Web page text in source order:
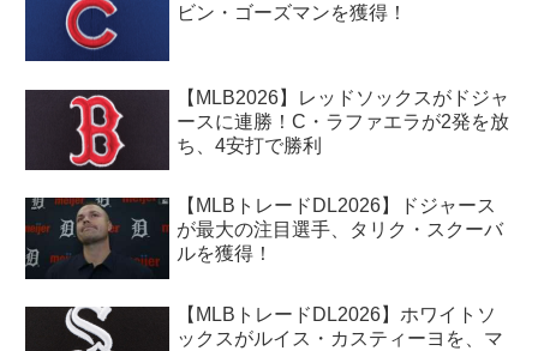
ビン・ゴーズマンを獲得！
【MLB2026】レッドソックスがドジャ
ースに連勝！C・ラファエラが2発を放
ち、4安打で勝利
【MLBトレードDL2026】ドジャース
が最大の注目選手、タリク・スクーバ
ルを獲得！
【MLBトレードDL2026】ホワイトソ
ックスがルイス・カスティーヨを、マ